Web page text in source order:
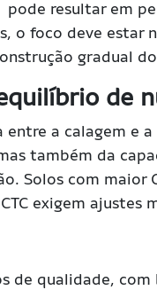
resultar em
o foco deve estar
gradual
de
a calagem e
também da
Solos com maior
exigem ajustes
de qualidade,